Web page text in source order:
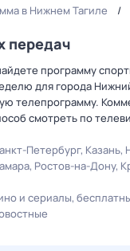
в Нижнем Тагиле
передач
программу
для города
телепрограмму.
смотреть по
Петербург Казань
Ростов-на-Дону
и сериалы